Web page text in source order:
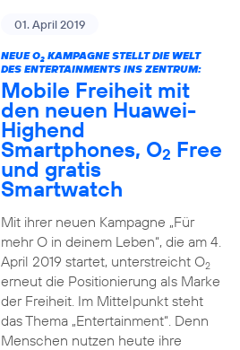
01. April 2019
NEUE O2KAMPAGNE STELLT DIE WELT
DES ENTERTAINMENTS INS ZENTRUM:
Mobile Freiheit mit
den neuen Huawei-
Highend
Smartphones, O2 Free
und gratis
Smartwatch
Mit ihrer neuen Kampagne „Für
mehr O in deinem Leben“, die am 4.
April 2019 startet, unterstreicht O2
erneut die Positionierung als Marke
der Freiheit. Im Mittelpunkt steht
das Thema „Entertainment“. Denn
Menschen nutzen heute ihre